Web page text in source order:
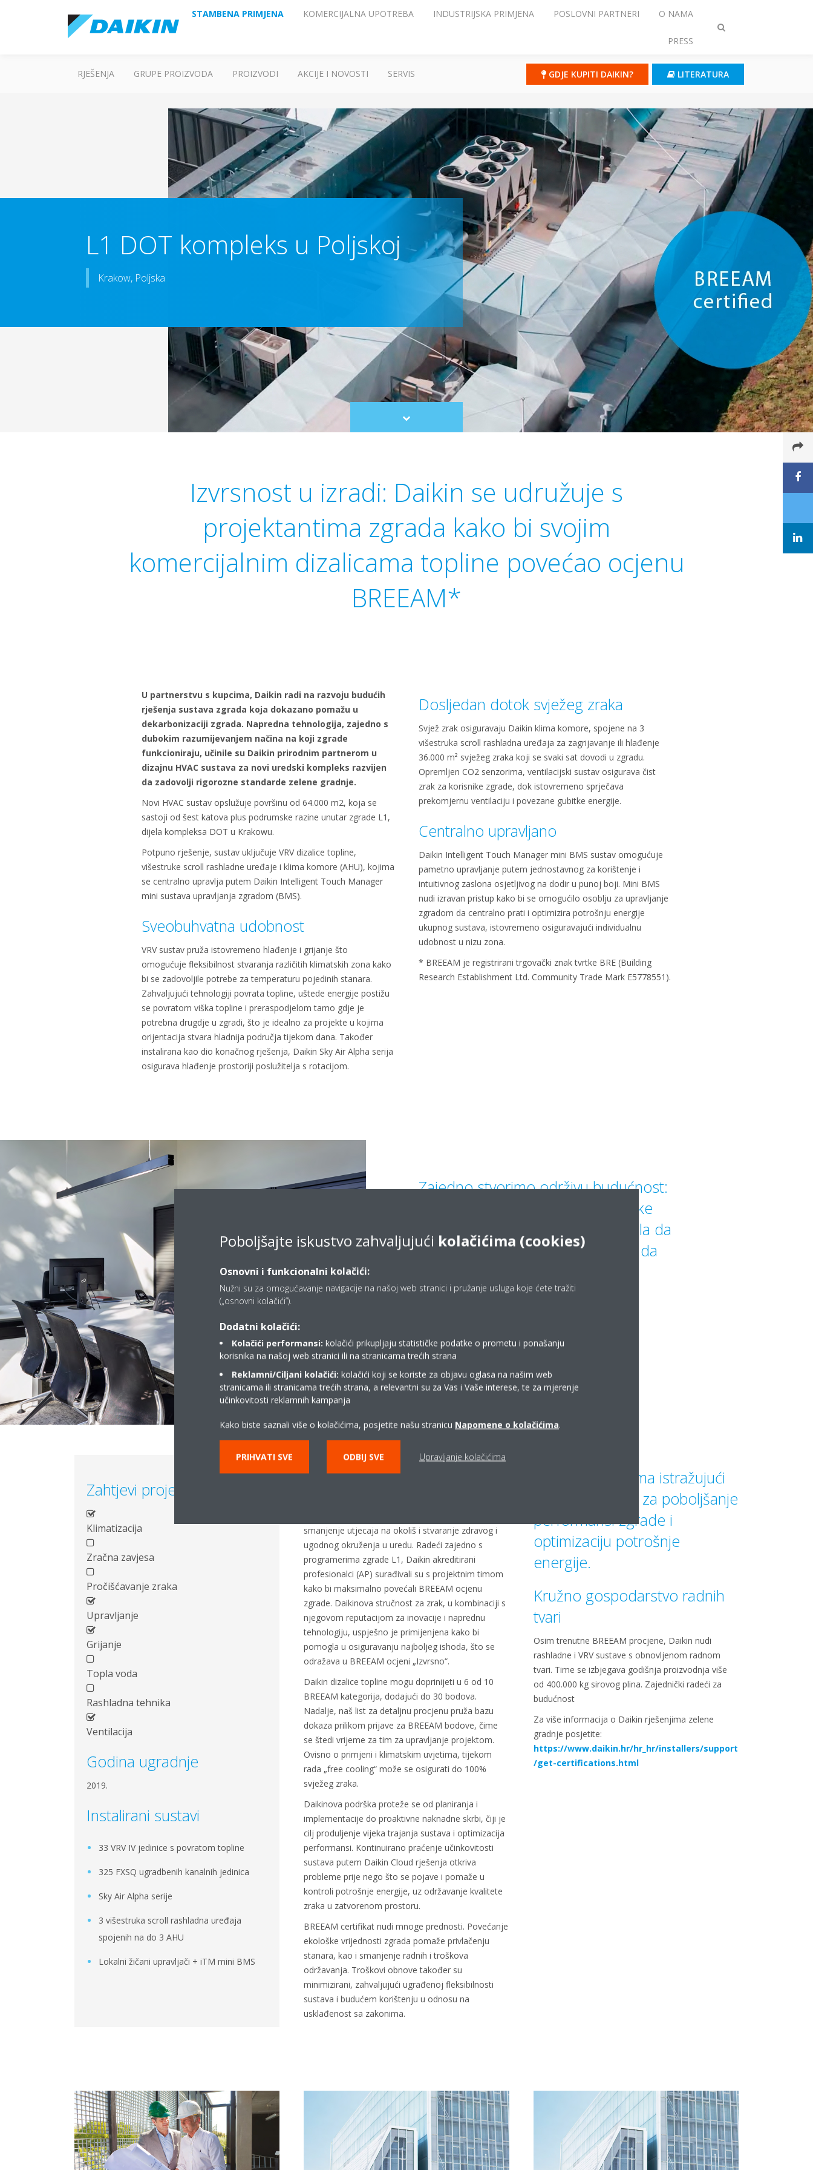
Prebaci
STAMBENA PRIMJENA KOMERCIJALNA UPOTREBA INDUSTRIJSKA PRIMJENA POSLOVNI PARTNERI O NAMA
PRESS
RJEŠENJA GRUPE PROIZVODA PROIZVODI AKCIJE I NOVOSTI SERVIS GDJE KUPITI DAIKIN? LITERATURA
L1 DOT kompleks u Poljskoj
Krakow, Poljska
Scroll
to
Izvrsnost u izradi: Daikin se udružuje s
projektantima zgrada kako bi svojim
komercijalnim dizalicama topline povećao ocjenu
BREEAM*
U partnerstvu s kupcima, Daikin radi na razvoju budućih
rješenja sustava zgrada koja dokazano pomažu u
dekarbonizaciji zgrada. Napredna tehnologija, zajedno s
dubokim razumijevanjem načina na koji zgrade
funkcioniraju, učinile su Daikin prirodnim partnerom u
dizajnu HVAC sustava za novi uredski kompleks razvijen
da zadovolji rigorozne standarde zelene gradnje.
Novi HVAC sustav opslužuje površinu od 64.000 m2, koja se
sastoji od šest katova plus podrumske razine unutar zgrade L1,
dijela kompleksa DOT u Krakowu.
Potpuno rješenje, sustav uključuje VRV dizalice topline,
višestruke scroll rashladne uređaje i klima komore (AHU), kojima
se centralno upravlja putem Daikin Intelligent Touch Manager
mini sustava upravljanja zgradom (BMS).
Sveobuhvatna udobnost
VRV sustav pruža istovremeno hlađenje i grijanje što
omogućuje fleksibilnost stvaranja različitih klimatskih zona kako
bi se zadovoljile potrebe za temperaturu pojedinih stanara.
Zahvaljujući tehnologiji povrata topline, uštede energije postižu
se povratom viška topline i preraspodjelom tamo gdje je
potrebna drugdje u zgradi, što je idealno za projekte u kojima
orijentacija stvara hladnija područja tijekom dana. Također
instalirana kao dio konačnog rješenja, Daikin Sky Air Alpha serija
osigurava hlađenje prostoriji poslužitelja s rotacijom.
Dosljedan dotok svježeg zraka
Svjež zrak osiguravaju Daikin klima komore, spojene na 3
višestruka scroll rashladna uređaja za zagrijavanje ili hlađenje
36.000 m² svježeg zraka koji se svaki sat dovodi u zgradu.
Opremljen CO2 senzorima, ventilacijski sustav osigurava čist
zrak za korisnike zgrade, dok istovremeno sprječava
prekomjernu ventilaciju i povezane gubitke energije.
Centralno upravljano
Daikin Intelligent Touch Manager mini BMS sustav omogućuje
pametno upravljanje putem jednostavnog za korištenje i
intuitivnog zaslona osjetljivog na dodir u punoj boji. Mini BMS
nudi izravan pristup kako bi se omogućilo osoblju za upravljanje
zgradom da centralno prati i optimizira potrošnju energije
ukupnog sustava, istovremeno osiguravajući individualnu
udobnost u nizu zona.
* BREEAM je registrirani trgovački znak tvrtke BRE (Building
Research Establishment Ltd. Community Trade Mark E5778551).
Zajedno stvorimo održivu budućnost:
Naša stručnost seže izvan podrške
za proizvode kako bi vam pomogla da
postignete svoje zelene ciljeve, a da
Zahtjevi projekta
Klimatizacija
Zračna zavjesa
Pročišćavanje zraka
Upravljanje
Grijanje
Topla voda
Rashladna tehnika
Ventilacija
Godina ugradnje
2019.
Instalirani sustavi
33 VRV IV jedinice s povratom topline
325 FXSQ ugradbenih kanalnih jedinica
Sky Air Alpha serije
3 višestruka scroll rashladna uređaja
spojenih na do 3 AHU
Lokalni žičani upravljači + iTM mini BMS
Podrška stručnjaka
smanjenje utjecaja na okoliš i stvaranje zdravog i
ugodnog okruženja u uredu. Radeći zajedno s
programerima zgrade L1, Daikin akreditirani
profesionalci (AP) surađivali su s projektnim timom
kako bi maksimalno povećali BREEAM ocjenu
zgrade. Daikinova stručnost za zrak, u kombinaciji s
njegovom reputacijom za inovacije i naprednu
tehnologiju, uspješno je primijenjena kako bi
pomogla u osiguravanju najboljeg ishoda, što se
odražava u BREEAM ocjeni „Izvrsno“.
Daikin dizalice topline mogu doprinijeti u 6 od 10
BREEAM kategorija, dodajući do 30 bodova.
Nadalje, naš list za detaljnu procjenu pruža bazu
dokaza prilikom prijave za BREEAM bodove, čime
se štedi vrijeme za tim za upravljanje projektom.
Ovisno o primjeni i klimatskim uvjetima, tijekom
rada „free cooling“ može se osigurati do 100%
svježeg zraka.
Daikinova podrška proteže se od planiranja i
implementacije do proaktivne naknadne skrbi, čiji je
cilj produljenje vijeka trajanja sustava i optimizacija
performansi. Kontinuirano praćenje učinkovitosti
sustava putem Daikin Cloud rješenja otkriva
probleme prije nego što se pojave i pomaže u
kontroli potrošnje energije, uz održavanje kvalitete
zraka u zatvorenom prostoru.
BREEAM certifikat nudi mnoge prednosti. Povećanje
ekološke vrijednosti zgrada pomaže privlačenju
stanara, kao i smanjenje radnih i troškova
održavanja. Troškovi obnove također su
minimizirani, zahvaljujući ugrađenoj fleksibilnosti
sustava i budućem korištenju u odnosu na
usklađenost sa zakonima.
Radimo s kupcima istražujući
održiva rješenja za poboljšanje
performansi zgrade i
optimizaciju potrošnje
energije.
Kružno gospodarstvo radnih
tvari
Osim trenutne BREEAM procjene, Daikin nudi
rashladne i VRV sustave s obnovljenom radnom
tvari. Time se izbjegava godišnja proizvodnja više
od 400.000 kg sirovog plina. Zajednički radeći za
budućnost
Za više informacija o Daikin rješenjima zelene
gradnje posjetite:
https://www.daikin.hr/hr_hr/installers/support
/get-certifications.html
Poboljšajte iskustvo zahvaljujući kolačićima (cookies)
Osnovni i funkcionalni kolačići:
Nužni su za omogućavanje navigacije na našoj web stranici i pružanje usluga koje ćete tražiti
(„osnovni kolačići”).
Dodatni kolačići:
Kolačići performansi: kolačići prikupljaju statističke podatke o prometu i ponašanju
korisnika na našoj web stranici ili na stranicama trećih strana
Reklamni/Ciljani kolačići: kolačići koji se koriste za objavu oglasa na našim web
stranicama ili stranicama trećih strana, a relevantni su za Vas i Vaše interese, te za mjerenje
učinkovitosti reklamnih kampanja
Kako biste saznali više o kolačićima, posjetite našu stranicu Napomene o kolačićima.
PRIHVATI SVE ODBIJ SVE Upravljanje kolačićima